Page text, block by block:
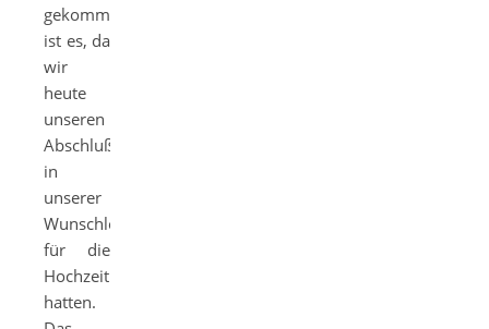
gekommen
ist es, da
wir
heute
unseren
Abschlußtermin
in
unserer
Wunschlocation
für die
Hochzeit
hatten.